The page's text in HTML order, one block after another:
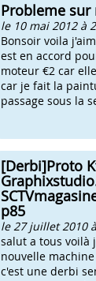
Probleme sur
le 10 mai 2012 à
Bonsoir voila
est en accord
moteur €2 car
car je fait la
passage sous la
[Derbi]Proto
p85
le 27 juillet 2010
salut a tous voilà
nouvelle
c'est une derbi